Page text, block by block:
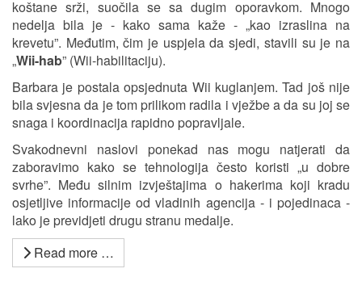
koštane srži, suočila se sa dugim oporavkom. Mnogo
nedelja bila je - kako sama kaže - „kao izraslina na
krevetu”. Međutim, čim je uspjela da sjedi, stavili su je na
„Wii-hab” (Wii-habilitaciju).
Barbara je postala opsjednuta Wii kuglanjem. Tad još nije
bila svjesna da je tom prilikom radila i vježbe a da su joj se
snaga i koordinacija rapidno popravljale.
Svakodnevni naslovi ponekad nas mogu natjerati da
zaboravimo kako se tehnologija često koristi „u dobre
svrhe”. Među silnim izvještajima o hakerima koji kradu
osjetljive informacije od vladinih agencija - i pojedinaca -
lako je previdjeti drugu stranu medalje.
Read more …